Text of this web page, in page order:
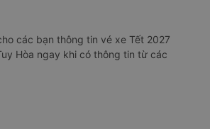
các bạn thông tin vé xe Tết 2027
Hòa ngay khi có thông tin từ các